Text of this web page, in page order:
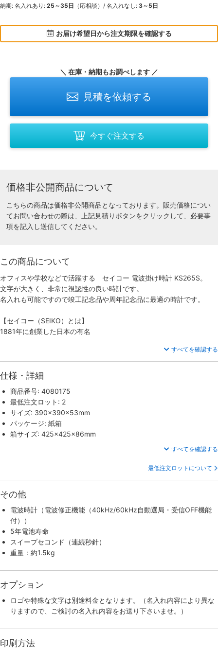
納期: 名入れあり: 25～35日 （応相談）/ 名入れなし: 3～5日
お届け希望日から注文期限を確認する
＼ 在庫・納期もお調べします ／
見積を依頼する
今すぐ注文する
価格非公開商品について
こちらの商品は価格非公開商品となっております。販売価格につい
てお問い合わせの際は、上記見積りボタンをクリックして、必要事
項を記入し送信してください。
この商品について
オフィスや学校などで活躍する セイコー 電波掛け時計 KS265S。
文字が大きく、非常に視認性の良い時計です。
名入れも可能ですので竣工記念品や周年記念品に最適の時計です。
【セイコー（SEIKO）とは】
1881年に創業した日本の有名
すべてを確認する
仕様・詳細
商品番号: 4080175
最低注文ロット: 2
サイズ: 390×390×53mm
パッケージ: 紙箱
箱サイズ: 425×425×86mm
すべてを確認する
最低注文ロットについて
その他
電波時計（電波修正機能（40kHz/60kHz自動選局・受信OFF機能
付））
5年電池寿命
スイープセコンド（連続秒針）
重量：約1.5kg
オプション
ロゴや特殊な文字は別途料金となります。（名入れ内容により異な
りますので、ご検討の名入れ内容をお送り下さいませ。）
印刷方法